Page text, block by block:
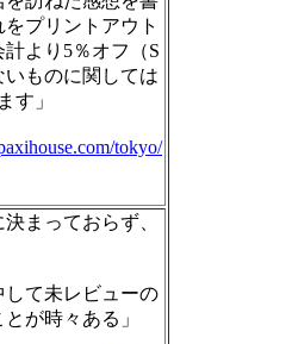
プリントアウト
より5％オフ（S
いものに関しては
す」
tokyo/
まっておらず、
して未レビューの
が時々ある」